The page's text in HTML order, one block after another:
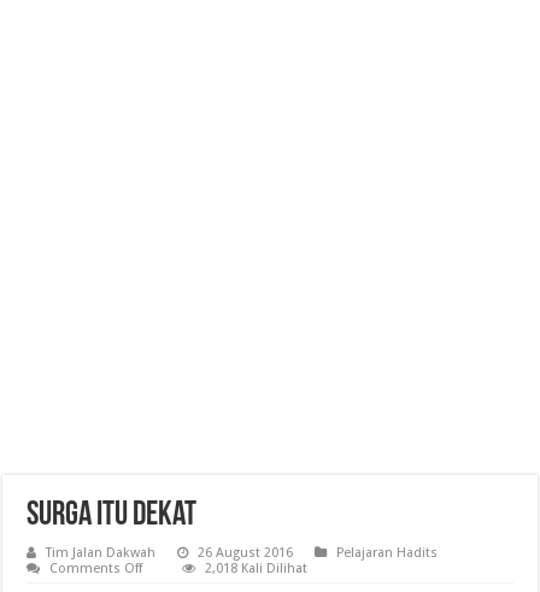
Surga itu Dekat
Tim Jalan Dakwah 26 August 2016
Pelajaran Hadits
Comments Offon
2,018 Kali Dilihat